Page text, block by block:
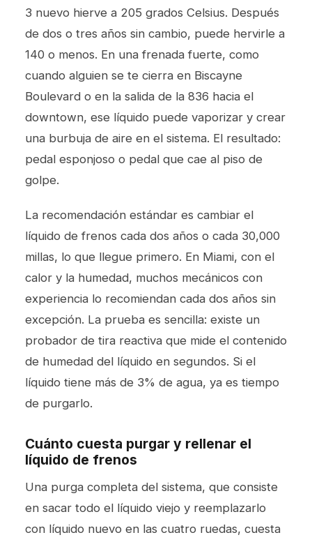
3 nuevo hierve a 205 grados Celsius. Después
de dos o tres años sin cambio, puede hervirle a
140 o menos. En una frenada fuerte, como
cuando alguien se te cierra en Biscayne
Boulevard o en la salida de la 836 hacia el
downtown, ese líquido puede vaporizar y crear
una burbuja de aire en el sistema. El resultado:
pedal esponjoso o pedal que cae al piso de
golpe.
La recomendación estándar es cambiar el
líquido de frenos cada dos años o cada 30,000
millas, lo que llegue primero. En Miami, con el
calor y la humedad, muchos mecánicos con
experiencia lo recomiendan cada dos años sin
excepción. La prueba es sencilla: existe un
probador de tira reactiva que mide el contenido
de humedad del líquido en segundos. Si el
líquido tiene más de 3% de agua, ya es tiempo
de purgarlo.
Cuánto cuesta purgar y rellenar el
líquido de frenos
Una purga completa del sistema, que consiste
en sacar todo el líquido viejo y reemplazarlo
con líquido nuevo en las cuatro ruedas, cuesta